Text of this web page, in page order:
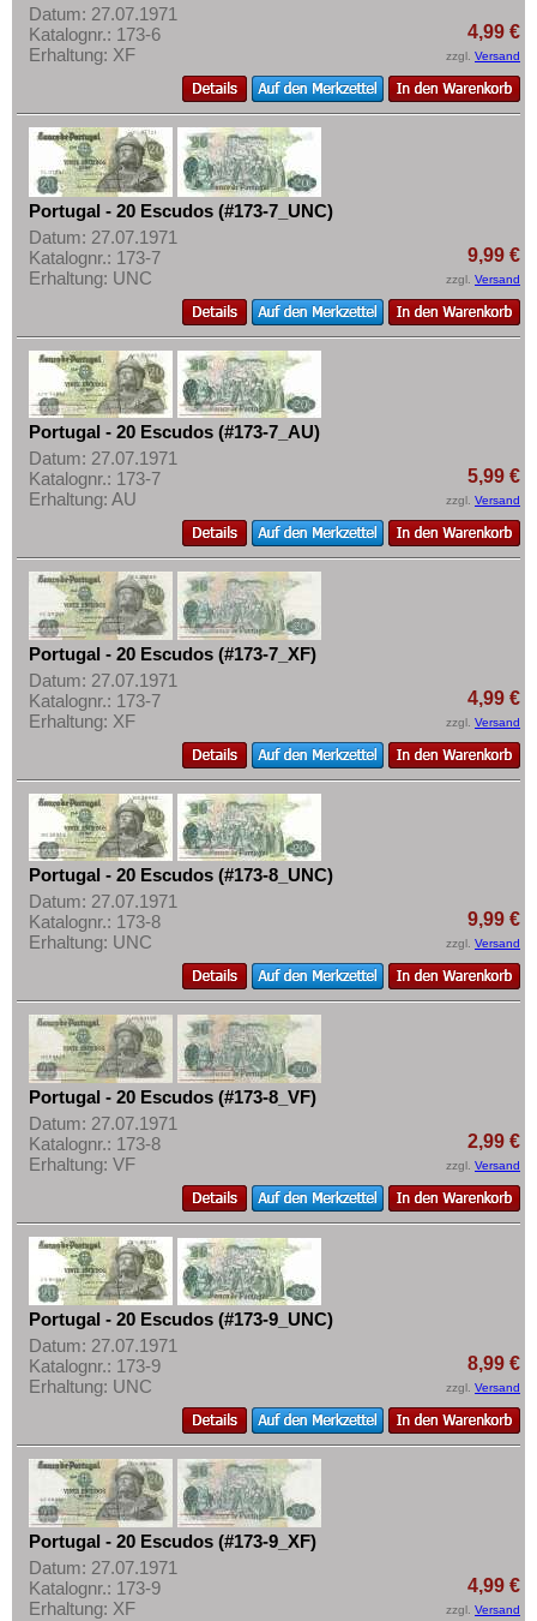
Datum: 27.07.1971
Katalognr.: 173-6
Erhaltung: XF
4,99 €
zzgl. Versand
Portugal - 20 Escudos (#173-7_UNC)
Datum: 27.07.1971
Katalognr.: 173-7
Erhaltung: UNC
9,99 €
zzgl. Versand
Portugal - 20 Escudos (#173-7_AU)
Datum: 27.07.1971
Katalognr.: 173-7
Erhaltung: AU
5,99 €
zzgl. Versand
Portugal - 20 Escudos (#173-7_XF)
Datum: 27.07.1971
Katalognr.: 173-7
Erhaltung: XF
4,99 €
zzgl. Versand
Portugal - 20 Escudos (#173-8_UNC)
Datum: 27.07.1971
Katalognr.: 173-8
Erhaltung: UNC
9,99 €
zzgl. Versand
Portugal - 20 Escudos (#173-8_VF)
Datum: 27.07.1971
Katalognr.: 173-8
Erhaltung: VF
2,99 €
zzgl. Versand
Portugal - 20 Escudos (#173-9_UNC)
Datum: 27.07.1971
Katalognr.: 173-9
Erhaltung: UNC
8,99 €
zzgl. Versand
Portugal - 20 Escudos (#173-9_XF)
Datum: 27.07.1971
Katalognr.: 173-9
Erhaltung: XF
4,99 €
zzgl. Versand